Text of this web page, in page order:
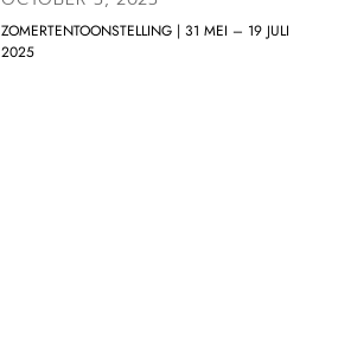
ZOMERTENTOONSTELLING | 31 MEI – 19 JULI
2025